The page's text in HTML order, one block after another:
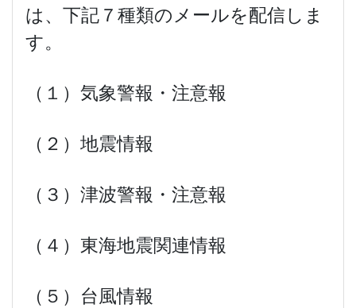
は、下記７種類のメールを配信しま
す。
（１）気象警報・注意報
（２）地震情報
（３）津波警報・注意報
（４）東海地震関連情報
（５）台風情報